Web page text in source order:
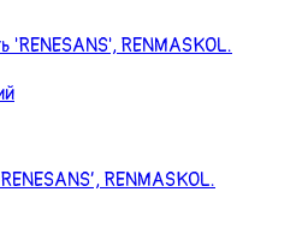
RENMASKOL.